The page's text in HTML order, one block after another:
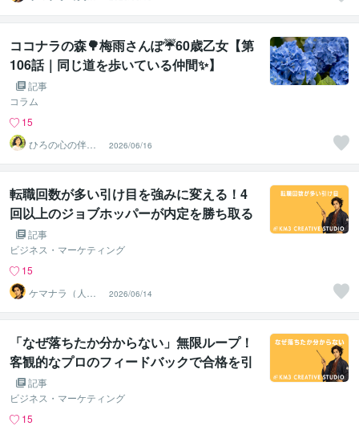
事・採用コンサ
ルタント）
ココナラの森🌳梅雨さんぽ☔60歳乙女【第
106話｜同じ道を歩いている仲間✨】
記事
コラム
15
ひろの心の伴走
ルーム｜安心し
て話せる場所
2026/06/16
転職回数が多い引け目を強みに変える！4
回以上のジョブホッパーが内定を勝ち取る
逆転のロジック
記事
ビジネス・マーケティング
15
ケマナラ（人
事・採用コンサ
ルタント）
2026/06/14
「なぜ落ちたか分からない」無限ループ！
客観的なプロのフィードバックで合格を引
き寄せる方法
記事
ビジネス・マーケティング
15